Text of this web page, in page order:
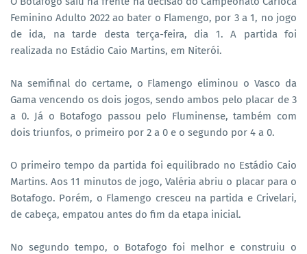
Feminino Adulto 2022 ao bater o Flamengo, por 3 a 1, no jogo
de ida, na tarde desta terça-feira, dia 1. A partida foi
realizada no Estádio Caio Martins, em Niterói.
Na semifinal do certame, o Flamengo eliminou o Vasco da
Gama vencendo os dois jogos, sendo ambos pelo placar de 3
a 0. Já o Botafogo passou pelo Fluminense, também com
dois triunfos, o primeiro por 2 a 0 e o segundo por 4 a 0.
O primeiro tempo da partida foi equilibrado no Estádio Caio
Martins. Aos 11 minutos de jogo, Valéria abriu o placar para o
Botafogo. Porém, o Flamengo cresceu na partida e Crivelari,
de cabeça, empatou antes do fim da etapa inicial.
No segundo tempo, o Botafogo foi melhor e construiu o